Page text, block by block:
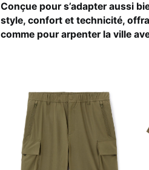
Conçue pour s’adapter aussi
style, confort et technicité,
comme pour arpenter la ville